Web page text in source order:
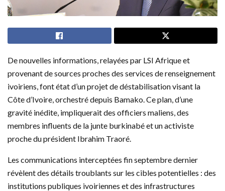
De nouvelles informations, relayées par LSI Afrique et
provenant de sources proches des services de renseignement
ivoiriens, font état d’un projet de déstabilisation visant la
Côte d’Ivoire, orchestré depuis Bamako. Ce plan, d’une
gravité inédite, impliquerait des officiers maliens, des
membres influents de la junte burkinabé et un activiste
proche du président Ibrahim Traoré.
Les communications interceptées fin septembre dernier
révèlent des détails troublants sur les cibles potentielles : des
institutions publiques ivoiriennes et des infrastructures